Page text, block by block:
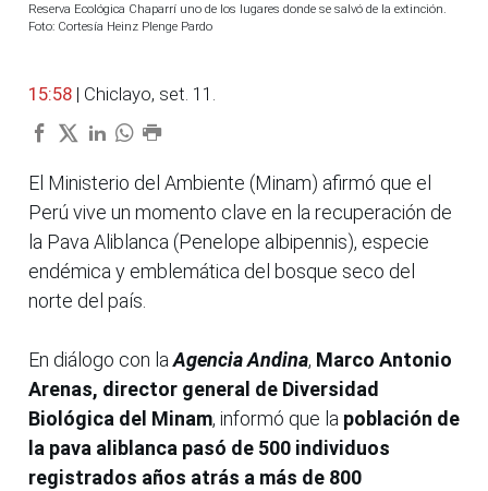
Reserva Ecológica Chaparrí uno de los lugares donde se salvó de la extinción.
Foto: Cortesía Heinz Plenge Pardo
15:58 | Chiclayo, set. 11.
El Ministerio del Ambiente (Minam) afirmó que el
Perú vive un momento clave en la recuperación de
la Pava Aliblanca (Penelope albipennis), especie
endémica y emblemática del bosque seco del
norte del país.
En diálogo con laAgencia Andina, Marco Antonio
Arenas, director general de Diversidad
Biológica del Minam, informó que la población de
la pava aliblanca pasó de 500 individuos
registrados años atrás a más de 800